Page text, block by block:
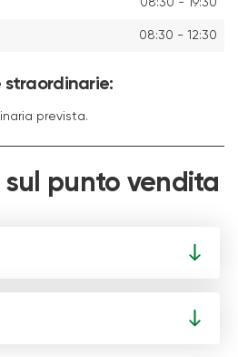
08:30 - 19:30
08:30 - 12:30
straordinarie:
prevista.
sul punto vendita